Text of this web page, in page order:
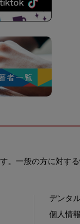
。一般の方に対す
デンタ
個人情